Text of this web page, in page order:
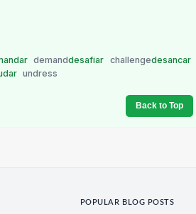
demanddesafiar challengedesancar
undress
Back to Top
POPULAR BLOG POSTS